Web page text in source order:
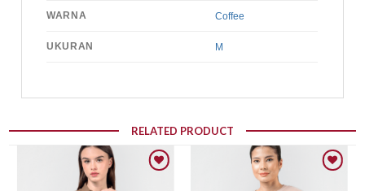
WARNA Coffee
UKURAN M
RELATED PRODUCT
Add to wishlist Add to wishlist